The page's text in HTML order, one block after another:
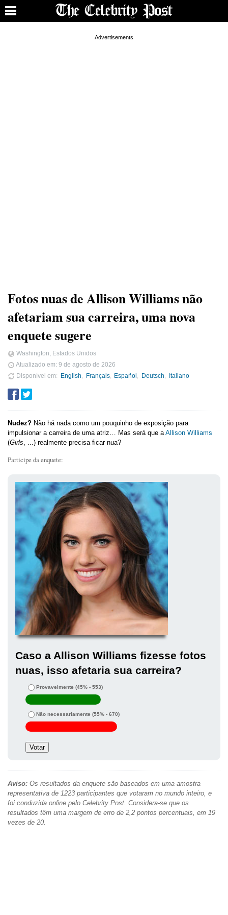
Fotos nuas de Allison Williams não
afetariam sua carreira, uma nova
enquete sugere
Washington, Estados Unidos
Atualizado em: 9 de agosto de 2026
Disponível em
English Français Español Deutsch Italiano
Nudez? Não há nada como um pouquinho de exposição para
impulsionar a carreira de uma atriz… Mas será que aAllison Williams
(Girls, ...) realmente precisa ficar nua?
Participe da enquete:
Caso a Allison Williams fizesse fotos
nuas, isso afetaria sua carreira?
Provavelmente (45% - 553)
Não necessariamente (55% - 670)
Aviso: Os resultados da enquete são baseados em uma amostra
representativa de 1223 participantes que votaram no mundo inteiro, e
foi conduzida online pelo Celebrity Post. Considera-se que os
resultados têm uma margem de erro de 2,2 pontos percentuais, em 19
vezes de 20.